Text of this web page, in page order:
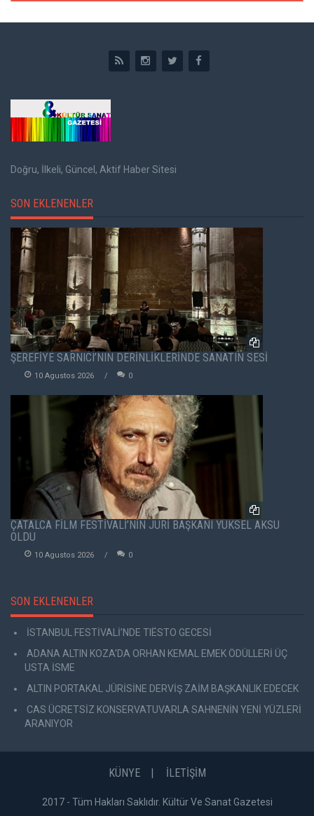
Doğru, İlkeli, Güncel, Aktif Haber Sitesi
SON EKLENENLER
ŞEREFİYE SARNICI’NIN DERİNLİKLERİNDE SANATIN SESİ
10 Agustos 2026 0
ÇATALCA FİLM FESTİVALİ’NİN JÜRİ BAŞKANI YÜKSEL AKSU
OLDU
10 Agustos 2026 0
SON EKLENENLER
İSTANBUL FESTİVALİ’NDE TIËSTO GECESİ
ADANA ALTIN KOZA'DA ORHAN KEMAL EMEK ÖDÜLLERİ ÜÇ
USTA İSME
ALTIN PORTAKAL JÜRİSİNE DERVİŞ ZAİM BAŞKANLIK EDECEK
CAS ÜCRETSİZ KONSERVATUVARLA SAHNENİN YENİ YÜZLERİ
ARANIYOR
KÜNYE İLETİŞİM
2017 - Tüm Hakları Saklıdır. Kültür Ve Sanat Gazetesi